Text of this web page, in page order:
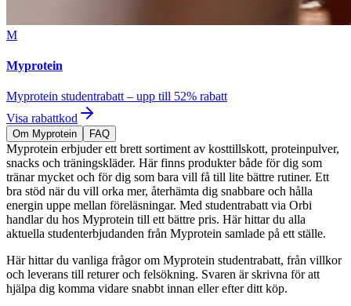
M
Myprotein
Myprotein studentrabatt – upp till 52% rabatt
Visa rabattkod
Om Myprotein FAQ
Myprotein erbjuder ett brett sortiment av kosttillskott, proteinpulver,
snacks och träningskläder. Här finns produkter både för dig som
tränar mycket och för dig som bara vill få till lite bättre rutiner. Ett
bra stöd när du vill orka mer, återhämta dig snabbare och hålla
energin uppe mellan föreläsningar. Med studentrabatt via Orbi
handlar du hos Myprotein till ett bättre pris. Här hittar du alla
aktuella studenterbjudanden från Myprotein samlade på ett ställe.
Här hittar du vanliga frågor om Myprotein studentrabatt, från villkor
och leverans till returer och felsökning. Svaren är skrivna för att
hjälpa dig komma vidare snabbt innan eller efter ditt köp.